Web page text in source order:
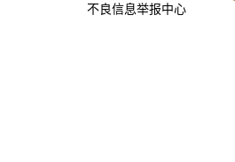
不良信息举报中心